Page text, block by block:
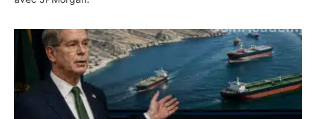
Pétrole : le Brent passe sous 80 dollars après